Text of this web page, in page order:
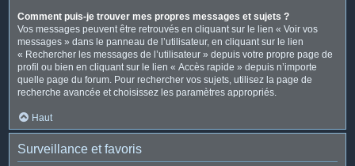
Comment puis-je trouver mes propres messages et sujets ?
Vos messages peuvent être retrouvés en cliquant sur le lien « Voir vos
messages » dans le panneau de l’utilisateur, en cliquant sur le lien
« Rechercher les messages de l’utilisateur » depuis votre propre page de
profil ou bien en cliquant sur le lien « Accès rapide » depuis n’importe
quelle page du forum. Pour rechercher vos sujets, utilisez la page de
recherche avancée et choisissez les paramètres appropriés.
Haut
Surveillance et favoris